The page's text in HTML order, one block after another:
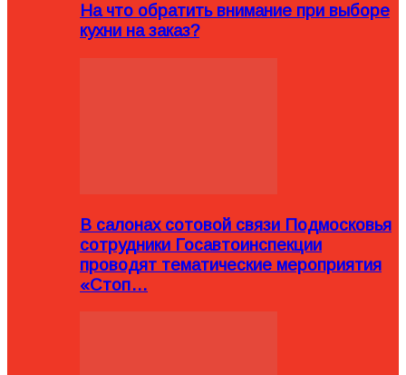
На что обратить внимание при выборе
кухни на заказ?
В салонах сотовой связи Подмосковья
сотрудники Госавтоинспекции
проводят тематические мероприятия
«Стоп…